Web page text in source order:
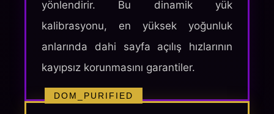
yönlendirir. Bu dinamik yük
kalibrasyonu, en yüksek yoğunluk
anlarında dahi sayfa açılış hızlarının
kayıpsız korunmasını garantiler.
DOM_PURIFIED